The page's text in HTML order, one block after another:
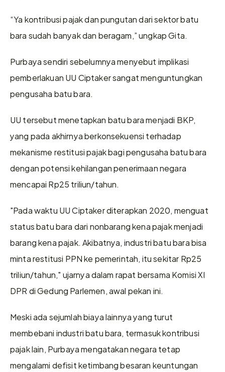
“Ya kontribusi pajak dan pungutan dari sektor batu
bara sudah banyak dan beragam,” ungkap Gita.
Purbaya sendiri sebelumnya menyebut implikasi
pemberlakuan UU Ciptaker sangat menguntungkan
pengusaha batu bara.
UU tersebut menetapkan batu bara menjadi BKP,
yang pada akhirnya berkonsekuensi terhadap
mekanisme restitusi pajak bagi pengusaha batu bara
dengan potensi kehilangan penerimaan negara
mencapai Rp25 triliun/tahun.
"Pada waktu UU Ciptaker diterapkan 2020, menguat
status batu bara dari nonbarang kena pajak menjadi
barang kena pajak. Akibatnya, industri batu bara bisa
minta restitusi PPN ke pemerintah, itu sekitar Rp25
triliun/tahun," ujarnya dalam rapat bersama Komisi XI
DPR di Gedung Parlemen, awal pekan ini.
Meski ada sejumlah biaya lainnya yang turut
membebani industri batu bara, termasuk kontribusi
pajak lain, Purbaya mengatakan negara tetap
mengalami defisit ketimbang besaran keuntungan